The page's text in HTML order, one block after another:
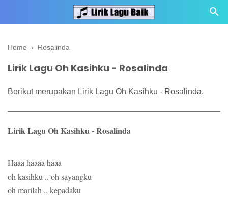
Home › Rosalinda
Lirik Lagu Oh Kasihku - Rosalinda
Berikut merupakan Lirik Lagu Oh Kasihku - Rosalinda.
Lirik Lagu Oh Kasihku - Rosalinda
Haaa haaaa haaa
oh kasihku .. oh sayangku
oh marilah .. kepadaku